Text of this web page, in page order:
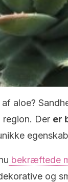
aloe?
Der er
bekræftede
og